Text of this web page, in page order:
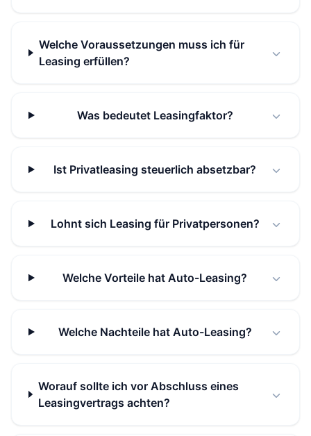
Welche Voraussetzungen muss ich für
Leasing erfüllen?
Was bedeutet Leasingfaktor?
Ist Privatleasing steuerlich absetzbar?
Lohnt sich Leasing für Privatpersonen?
Welche Vorteile hat Auto-Leasing?
Welche Nachteile hat Auto-Leasing?
Worauf sollte ich vor Abschluss eines
Leasingvertrags achten?